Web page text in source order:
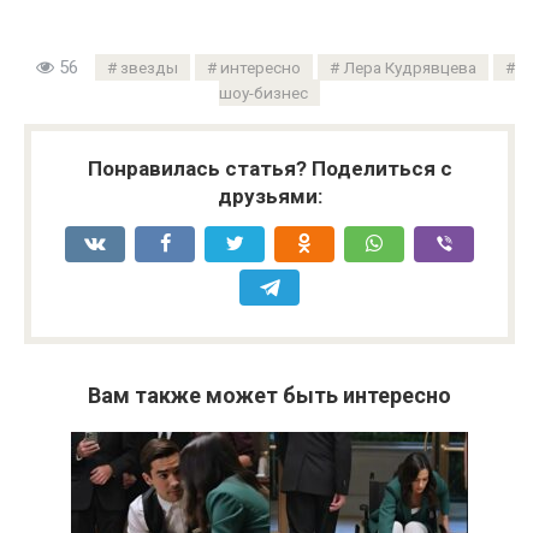
56 звезды интересно
Лера Кудрявцева
шоу-бизнес
Понравилась статья? Поделиться с
друзьями:
Вам также может быть интересно